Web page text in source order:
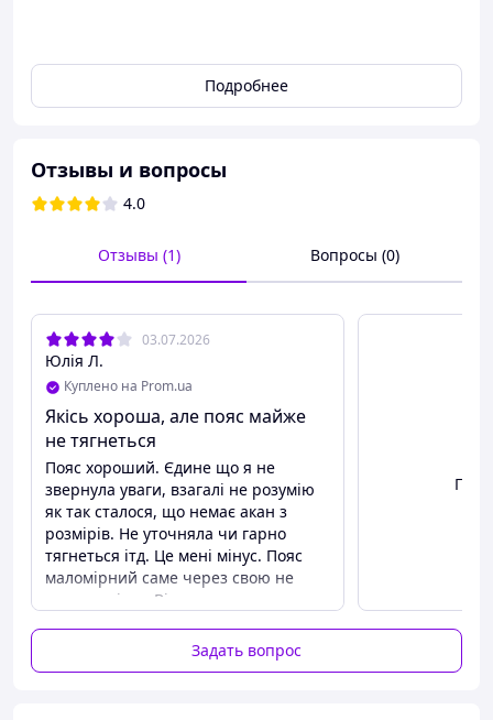
Бандаж для беременных 3 в 1
Бандаж для беременных - это эластичный
беременной женщины. Он предназначен для
поддержки живота и уменьшения нагрузки
Подробнее
Отзывы и вопросы
4.0
Отзывы (1) Вопросы (0)
03.07.2026
Юлія Л.
Куплено на Prom.ua
Якісь хороша, але пояс майже
не тягнеться
Пояс хороший. Єдине що я не
звернула уваги, взагалі не розумію
як так сталося, що немає акан з
розмірів. Не уточняла чи гарно
тягнеться ітд. Це мені мінус. Пояс
маломірний саме через свою не
еластичність. Він максимально
дівчата, звертайте увагу на це. Тим
більше, що це пояс для вагітних
Задать вопрос